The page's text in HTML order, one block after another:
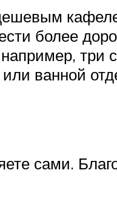
более
три
ванной
сами.